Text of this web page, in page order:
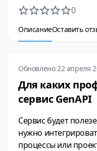
0
ОписаниеОставить
Обновлено 22 апреля
Для каких
сервис GenAPI
Сервис будет
нужно
процессы или